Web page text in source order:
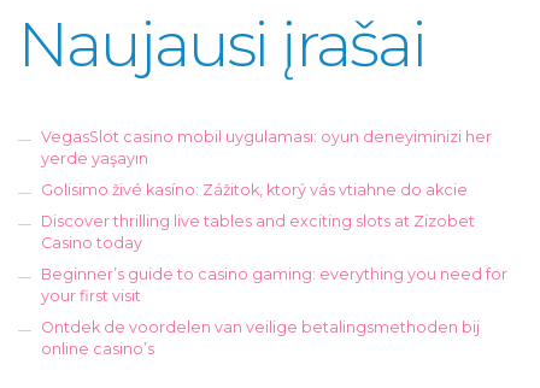
Naujausi įrašai
VegasSlot casino mobil uygulaması: oyun deneyiminizi her
yerde yaşayın
Golisimo živé kasíno: Zážitok, ktorý vás vtiahne do akcie
Discover thrilling live tables and exciting slots at Zizobet
Casino today
Beginner’s guide to casino gaming: everything you need for
your first visit
Ontdek de voordelen van veilige betalingsmethoden bij
online casino’s